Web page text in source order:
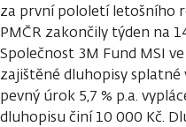
za první pololetí letošního
PMČR zakončily týden na
Společnost 3M Fund MSI
zajištěné dluhopisy splatné
pevný úrok 5,7 % p.a.
dluhopisu činí 10 000 Kč.